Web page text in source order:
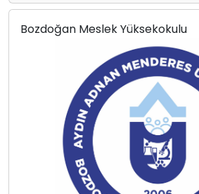
Bozdoğan Meslek Yüksekokulu